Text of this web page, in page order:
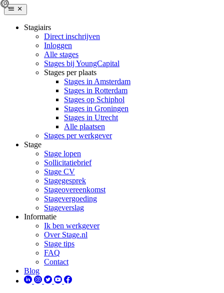
Stagiairs
Direct inschrijven
Inloggen
Alle stages
Stages bij YoungCapital
Stages per plaats
Stages in Amsterdam
Stages in Rotterdam
Stages op Schiphol
Stages in Groningen
Stages in Utrecht
Alle plaatsen
Stages per werkgever
Stage
Stage lopen
Sollicitatiebrief
Stage CV
Stagegesprek
Stageovereenkomst
Stagevergoeding
Stageverslag
Informatie
Ik ben werkgever
Over Stage.nl
Stage tips
FAQ
Contact
Blog